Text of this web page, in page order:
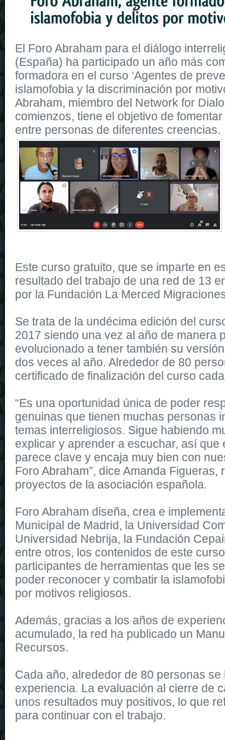
El Foro Abraham para el diálogo
(España) ha participado un año más
formadora en el curso ‘Agentes de
islamofobia y la discriminación por
Abraham, miembro del Network for
comienzos, tiene el objetivo de
entre personas de diferentes creencias.
Este curso gratuito, que se imparte en
resultado del trabajo de una red de 13
por la Fundación La Merced
Se trata de la undécima edición del
2017 siendo una vez al año de manera
evolucionado a tener también su
dos veces al año. Alrededor de 80
certificado de finalización del curso
“Es una oportunidad única de poder
genuinas que tienen muchas personas
temas interreligiosos. Sigue habiendo
explicar y aprender a escuchar, así que
parece clave y encaja muy bien con
Foro Abraham”, dice Amanda Figueras,
proyectos de la asociación española.
Foro Abraham diseña, crea e
Municipal de Madrid, la Universidad
Universidad Nebrija, la Fundación
entre otros, los contenidos de este
participantes de herramientas que les
poder reconocer y combatir la
por motivos religiosos.
Además, gracias a los años de
acumulado, la red ha publicado un
Recursos.
Cada año, alrededor de 80 personas
experiencia. La evaluación al cierre de
unos resultados muy positivos, lo que
para continuar con el trabajo.